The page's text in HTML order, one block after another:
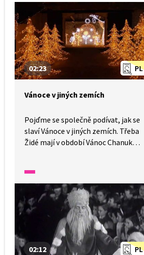
PL
02:23
Vánoce v jiných zemích
Pojďme se společně podívat, jak se
slaví Vánoce v jiných zemích. Třeba
Židé mají v období Vánoc Chanuku.
V Itálii zase nosí dárky čarodějnice
Befana. V Zimbabwe místo
stromečku zdobí břečťan. Všechny
ale o Vánocích spojuje kouzlo
PL
02:12